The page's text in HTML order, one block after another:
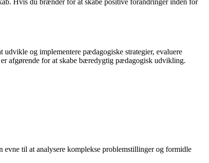
og implementere pædagogiske strategier, evaluere
afgørende for at skabe bæredygtig pædagogisk udvikling.
til at analysere komplekse problemstillinger og formidle